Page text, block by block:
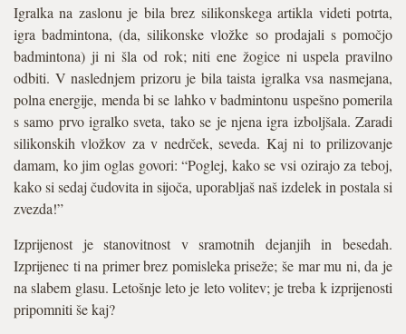
Igralka na zaslonu je bila brez silikonskega artikla videti potrta,
igra badmintona, (da, silikonske vložke so prodajali s pomočjo
badmintona) ji ni šla od rok; niti ene žogice ni uspela pravilno
odbiti. V naslednjem prizoru je bila taista igralka vsa nasmejana,
polna energije, menda bi se lahko v badmintonu uspešno pomerila
s samo prvo igralko sveta, tako se je njena igra izboljšala. Zaradi
silikonskih vložkov za v nedrček, seveda. Kaj ni to prilizovanje
damam, ko jim oglas govori: “Poglej, kako se vsi ozirajo za teboj,
kako si sedaj čudovita in sijoča, uporabljaš naš izdelek in postala si
zvezda!”
Izprijenost je stanovitnost v sramotnih dejanjih in besedah.
Izprijenec ti na primer brez pomisleka priseže; še mar mu ni, da je
na slabem glasu. Letošnje leto je leto volitev; je treba k izprijenosti
pripomniti še kaj?